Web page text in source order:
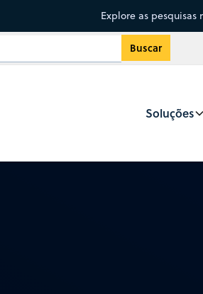
Explore as
Soluções